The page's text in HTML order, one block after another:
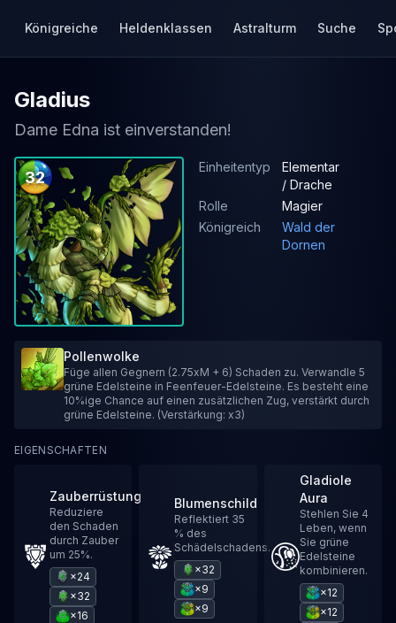
Königreiche Heldenklassen Astralturm Suche
Gladius
Dame Edna ist einverstanden!
32
Einheitentyp
Elementar
/ Drache
Rolle
Magier
Königreich
Wald der
Dornen
Pollenwolke
Füge allen Gegnern (2.75xM + 6) Schaden zu. Verwandle 5
grüne Edelsteine in Feenfeuer-Edelsteine. Es besteht eine
10%ige Chance auf einen zusätzlichen Zug, verstärkt durch
grüne Edelsteine. (Verstärkung: x3)
EIGENSCHAFTEN
Zauberrüstung
Reduziere
den Schaden
durch Zauber
um 25%.
×24
×32
×16
Blumenschild
Reflektiert 35
% des
Schädelschadens.
×32
×9
×9
Gladiole
Aura
Stehlen Sie 4
Leben, wenn
Sie grüne
Edelsteine
kombinieren.
×12
×12